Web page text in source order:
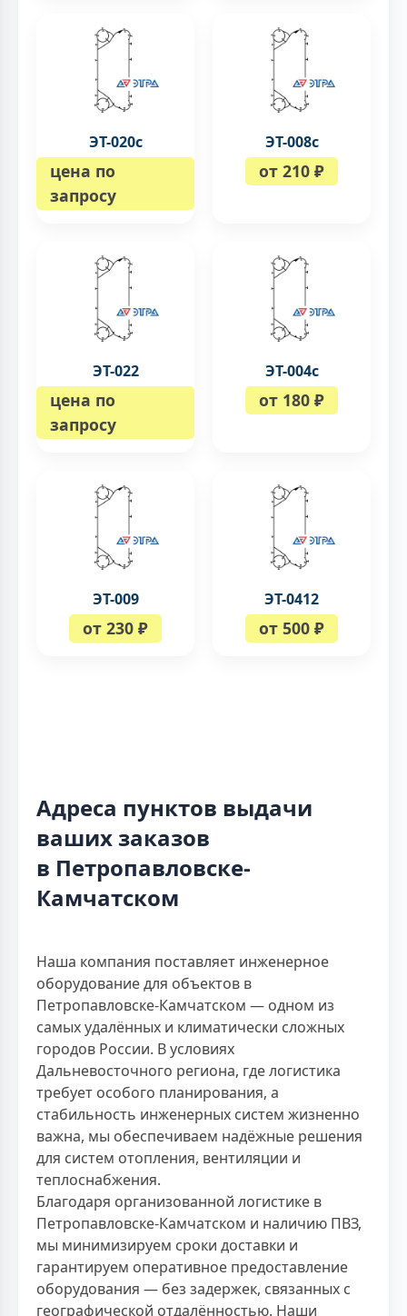
ЭТ-020с
цена по
запросу
ЭТ-008c
от 210 ₽
ЭТ-022
цена по
запросу
ЭТ-004c
от 180 ₽
ЭТ-009
от 230 ₽
ЭТ-0412
от 500 ₽
Адреса пунктов выдачи
ваших заказов
в Петропавловске-
Камчатском
Наша компания поставляет инженерное
оборудование для объектов в
Петропавловске-Камчатском — одном из
самых удалённых и климатически сложных
городов России. В условиях
Дальневосточного региона, где логистика
требует особого планирования, а
стабильность инженерных систем жизненно
важна, мы обеспечиваем надёжные решения
для систем отопления, вентиляции и
теплоснабжения.
Благодаря организованной логистике в
Петропавловске-Камчатском и наличию ПВЗ,
мы минимизируем сроки доставки и
гарантируем оперативное предоставление
оборудования — без задержек, связанных с
географической отдалённостью. Наши